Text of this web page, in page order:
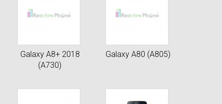
Galaxy A8+ 2018
(A730)
Galaxy A80 (A805)